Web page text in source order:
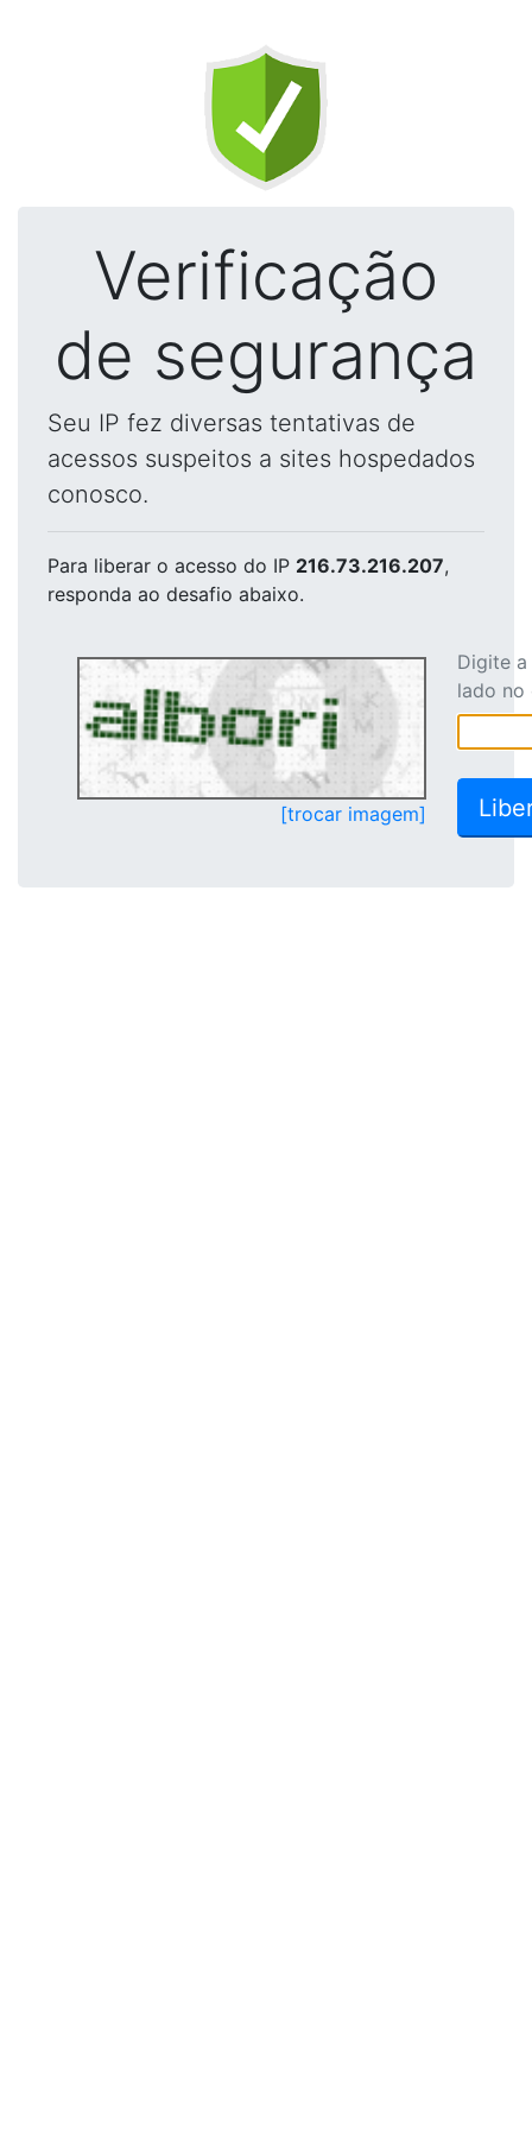
Verificação
de segurança
Seu IP fez diversas tentativas de
acessos suspeitos a sites hospedados
conosco.
Para liberar o acesso do IP 216.73.216.207,
responda ao desafio abaixo.
[trocar imagem]
Digite
lado no